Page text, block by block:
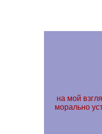
на мой
морально